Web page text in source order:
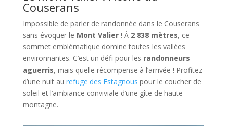
Couserans
Impossible de parler de randonnée dans le Couserans
sans évoquer le Mont Valier! À 2 838 mètres, ce
sommet emblématique domine toutes les vallées
environnantes. C’est un défi pour les randonneurs
aguerris, mais quelle récompense à l’arrivée ! Profitez
d’une nuit au refuge des Estagnous pour le coucher de
soleil et l’ambiance conviviale d’une gîte de haute
montagne.